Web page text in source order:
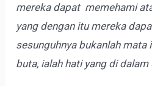
mereka dapat memehami
yang dengan itu mereka
sesunguhnya bukanlah mata
buta, ialah hati yang di dalam